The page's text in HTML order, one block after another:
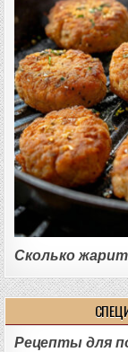
Сколько
Рецепты для